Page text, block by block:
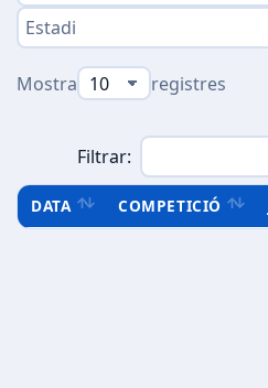
Mostra registres
Filtrar:
DATA COMPETICIÓ